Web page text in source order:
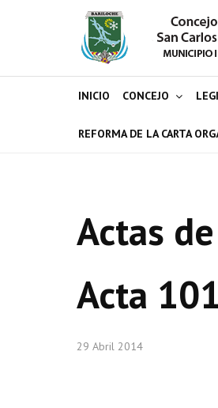
INICIO CONCEJO
REFORMA DE LA CARTA
Actas
Acta
29 Abril 2014